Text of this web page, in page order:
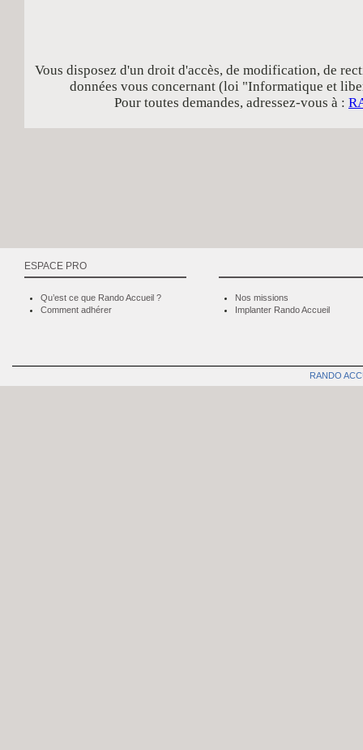
Vous disposez d'un droit d'accès, de modification, de
données vous concernant (loi "Informatique et
Pour toutes demandes, adressez-vous à :
ESPACE PRO
Qu’est ce que Rando Accueil ?
Comment adhérer
Nos missions
Implanter Rando Accueil
RANDO